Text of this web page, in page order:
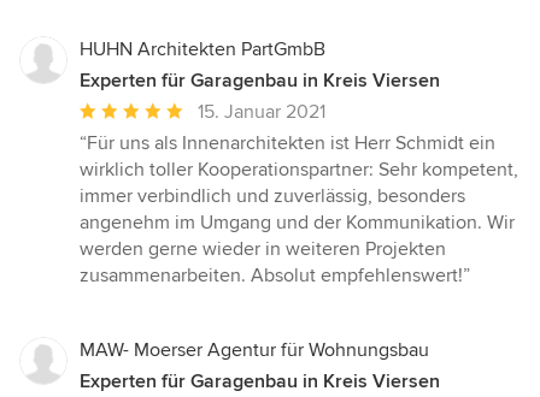
HUHN Architekten PartGmbB
Experten für Garagenbau in Kreis Viersen
Durchschnittliche
Bewertung:
5
von
5
Sternen
15. Januar 2021
“Für uns als Innenarchitekten ist Herr Schmidt ein
wirklich toller Kooperationspartner: Sehr kompetent,
immer verbindlich und zuverlässig, besonders
angenehm im Umgang und der Kommunikation. Wir
werden gerne wieder in weiteren Projekten
zusammenarbeiten. Absolut empfehlenswert!”
MAW- Moerser Agentur für Wohnungsbau
Experten für Garagenbau in Kreis Viersen